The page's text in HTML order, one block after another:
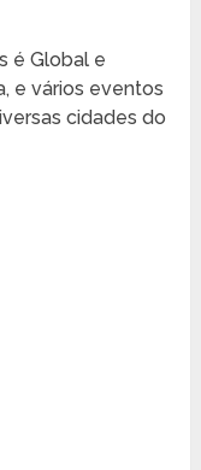
é Global e
e vários eventos
cidades do